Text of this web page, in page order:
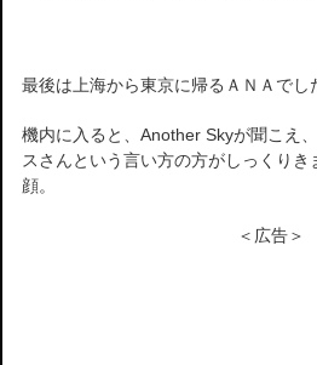
最後は上海から東京に帰るＡＮＡでし
機内に入ると、Another Skyが聞こえ
スさんという言い方の方がしっくり
顔。
＜広告＞